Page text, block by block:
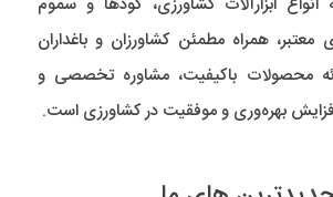
معتبر، همراه مطمئن کشاورزان و باغداران
محصولات باکیفیت، مشاوره تخصصی و
بهره‌وری و موفقیت در کشاورزی است.